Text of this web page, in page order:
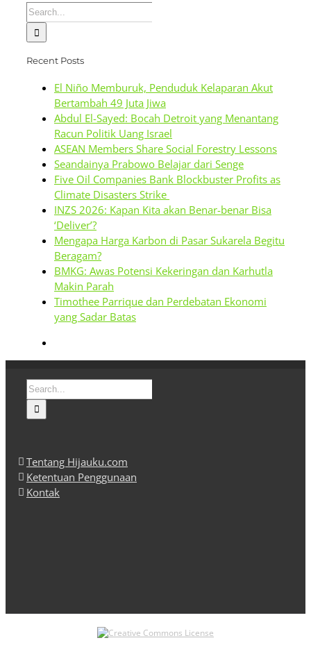
Search
for:
Recent Posts
El Niño Memburuk, Penduduk Kelaparan Akut
Bertambah 49 Juta Jiwa
Abdul El-Sayed: Bocah Detroit yang Menantang
Racun Politik Uang Israel
ASEAN Members Share Social Forestry Lessons
Seandainya Prabowo Belajar dari Senge
Five Oil Companies Bank Blockbuster Profits as
Climate Disasters Strike
INZS 2026: Kapan Kita akan Benar-benar Bisa
‘Deliver’?
Mengapa Harga Karbon di Pasar Sukarela Begitu
Beragam?
BMKG: Awas Potensi Kekeringan dan Karhutla
Makin Parah
Timothee Parrique dan Perdebatan Ekonomi
yang Sadar Batas
Search
for:
Tentang Hijauku.com
Ketentuan Penggunaan
Kontak